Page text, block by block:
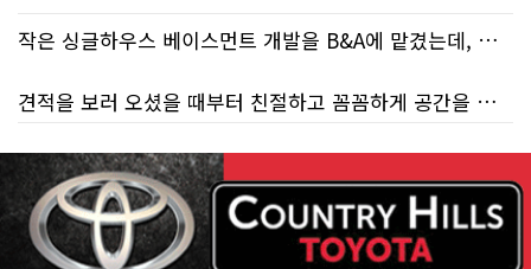
차량을 인수하는 날에도 시간이 오래 걸렸음에도 불구하고 모든 기능을 하나씩 직접 설명해 주시고, 앞으로 차량을 관리하면서 꼭 확인해야 할 부분과 유용한 팁까지 꼼꼼하게 알려주셨습니다. 차에 대해 잘 모르는 저에게는 정말 큰 도움이 되었습니다.
그동안 만났던 딜러분들은 차량을 판매하는 데 집중하시는 경우가 많았는데, 박문호 딜러님은 고객의 입장에서 무엇이 가장 좋은 선택인지 먼저 생각해 주셨습니다. 마치 가족을 대하듯 작은 부분까지 세심하게 챙겨 주시는 모습에 큰 감동을 받았습니다.
좋은 차를 구매할 수 있도록 끝까지 최선을 다해 주시고, 늘 친절하고 세심하게 도와주신 박문호 딜러님께 진심으로 감사드립니다. 주변에 차량 구매를 고민하는 분이 있다면 자신 있게 추천드리고 싶은 최고의 딜러님입니다.
작은 싱글하우스 베이스먼트 개발을 B&A에 맡겼는데, 처음부터 끝까지 정말 만족스러운 경험이었습니다.
견적을 보러 오셨을 때부터 친절하고 꼼꼼하게 공간을 확인해 주셨고, 여러 옵션이 포함된 견적 금액도 다른 업체들과 비교했을 때 매우 합리적이었습니다.
저희 집은 사이드 도어가 없어 작업하시기 불편하셨을 텐데도 항상 밝은 모습으로 오셔서 성실하게 작업해 주셨습니다. 공사 중에도 진행 상황과 앞으로의 작업 계획을 수시로 자세히 설명해 주셔서 믿고 맡길 수 있었고, 세심한 소통에 큰 만족을 느꼈습니다.
공사가 끝난 후에는 마무리 점검까지 꼼꼼하게 진행해 주시는 모습에서 전문성과 책임감을 느낄 수 있었습니다.